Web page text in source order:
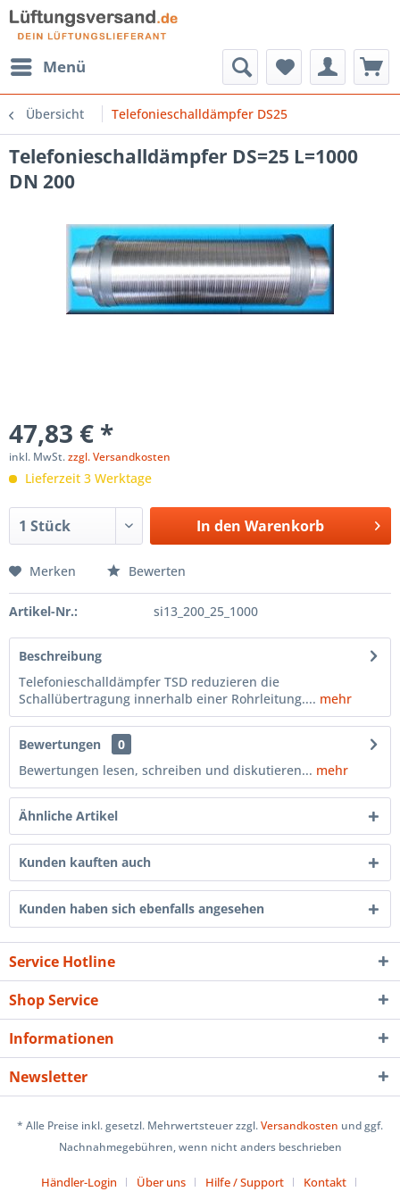
Menü
Übersicht Telefonieschalldämpfer DS25
Telefonieschalldämpfer DS=25 L=1000
DN 200
47,83 € *
inkl. MwSt.zzgl. Versandkosten
Lieferzeit 3 Werktage
In den Warenkorb
Merken Bewerten
Artikel-Nr.: si13_200_25_1000
Beschreibung
Telefonieschalldämpfer TSD reduzieren die
Schallübertragung innerhalb einer Rohrleitung.... mehr
Bewertungen
0
Bewertungen lesen, schreiben und diskutieren... mehr
Ähnliche Artikel
Kunden kauften auch
Kunden haben sich ebenfalls angesehen
Service Hotline
Shop Service
Informationen
Newsletter
* Alle Preise inkl. gesetzl. Mehrwertsteuer zzgl.Versandkosten und ggf.
Nachnahmegebühren, wenn nicht anders beschrieben
Händler-Login Über uns Hilfe / Support Kontakt